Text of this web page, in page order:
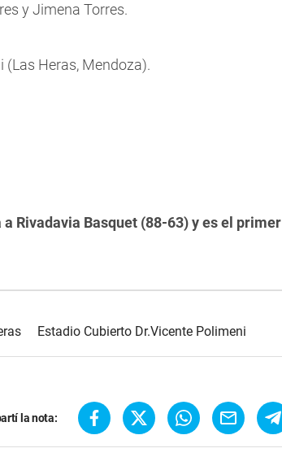
y Jimena Torres.
(Las Heras, Mendoza).
Rivadavia Basquet (88-63) y es el primer
Estadio Cubierto Dr.Vicente Polimeni
la nota: